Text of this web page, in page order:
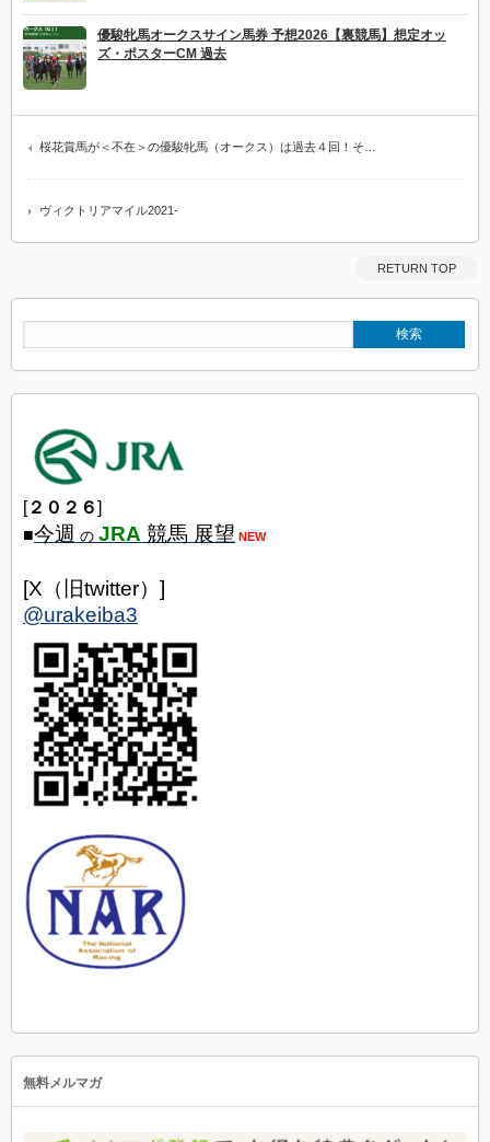
優駿牝馬オークスサイン馬券 予想2026【裏競馬】想定オッ
ズ・ポスターCM 過去
桜花賞馬が＜不在＞の優駿牝馬（オークス）は過去４回！そ…
ヴィクトリアマイル2021-
RETURN TOP
[２０２６]
■今週 の JRA 競馬 展望 NEW
[X（旧twitter）]
@urakeiba3
無料メルマガ